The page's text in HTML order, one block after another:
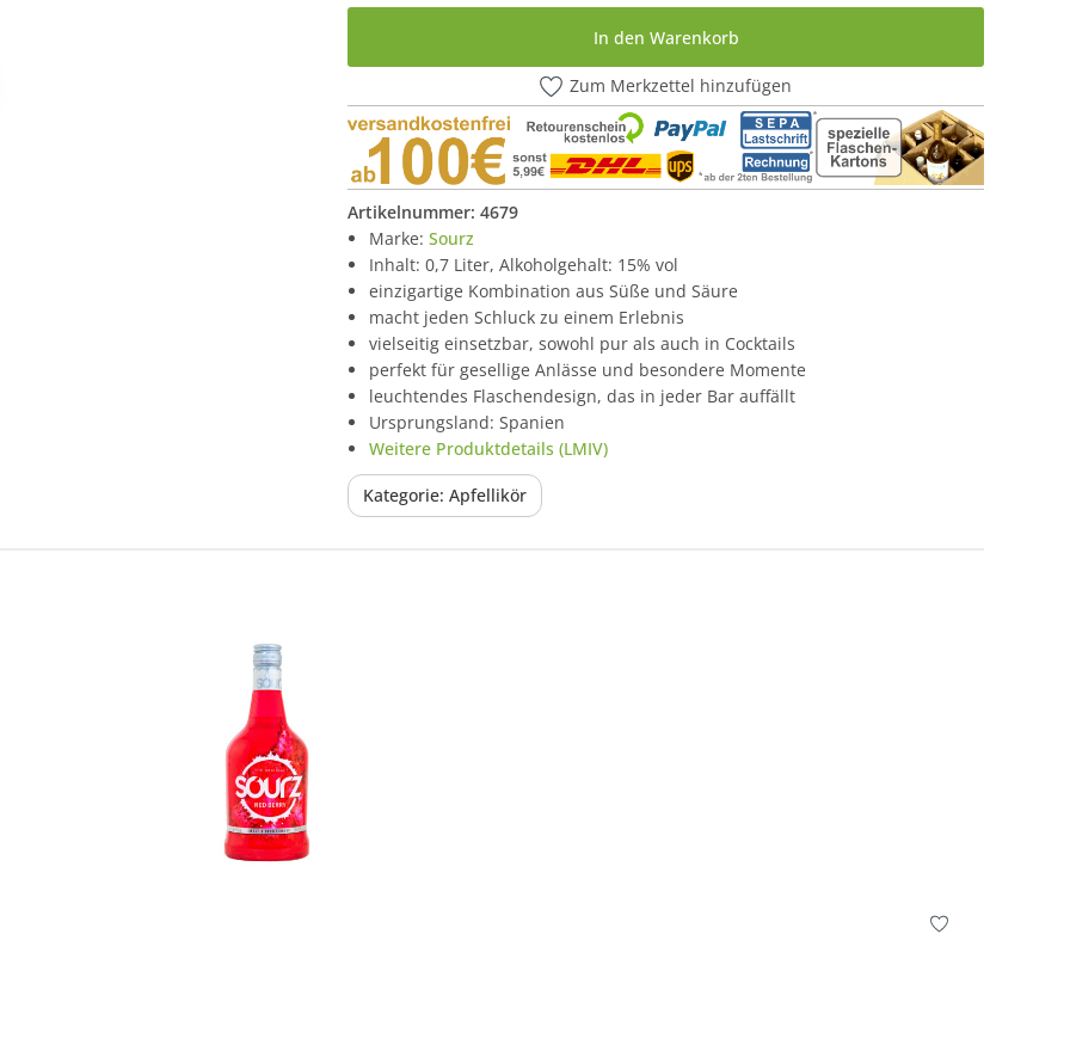
In den Warenkorb
Zum Merkzettel hinzufügen
Artikelnummer: 4679
Marke: Sourz
Inhalt: 0,7 Liter, Alkoholgehalt: 15% vol
einzigartige Kombination aus Süße und Säure
macht jeden Schluck zu einem Erlebnis
vielseitig einsetzbar, sowohl pur als auch in Cocktails
perfekt für gesellige Anlässe und besondere Momente
leuchtendes Flaschendesign, das in jeder Bar auffällt
Ursprungsland: Spanien
Weitere Produktdetails (LMIV)
Kategorie: Apfellikör
In den Korb